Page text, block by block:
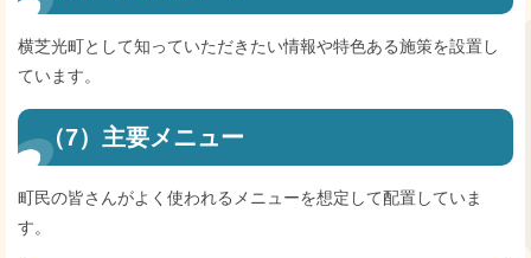
横芝光町として知っていただきたい情報や特色ある施策を設置し
ています。
（7）主要メニュー
町民の皆さんがよく使われるメニューを想定して配置していま
す。